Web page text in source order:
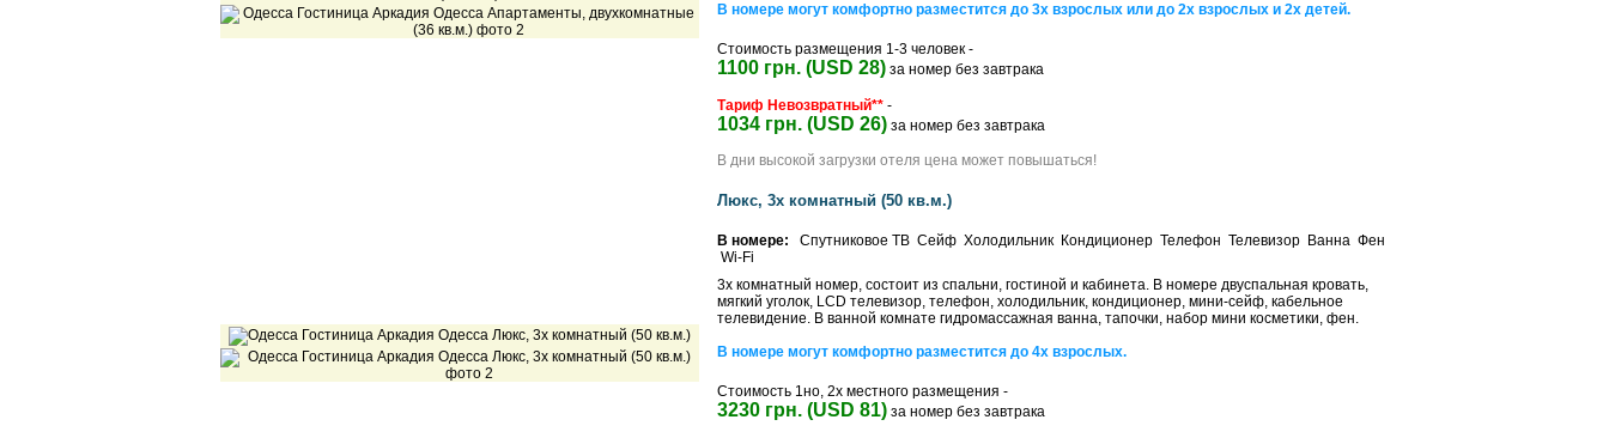
В номере могут комфортно разместится до 3х взрослых или до 2х взрослых и 2х детей.
Стоимость размещения 1-3 человек -
1100 грн. (USD 28)за номер без завтрака
Тариф Невозвратный**-
1034 грн. (USD 26)за номер без завтрака
В дни высокой загрузки отеля цена может повышаться!
Люкс, 3х комнатный (50 кв.м.)
В номере:
Спутниковое ТВ Сейф Холодильник Кондиционер Телефон Телевизор Ванна Фен
Wi-Fi
3х комнатный номер, состоит из спальни, гостиной и кабинета. В номере двуспальная кровать,
мягкий уголок, LCD телевизор, телефон, холодильник, кондиционер, мини-сейф, кабельное
телевидение. В ванной комнате гидромассажная ванна, тапочки, набор мини косметики, фен.
В номере могут комфортно разместится до 4х взрослых.
Стоимость 1но, 2х местного размещения -
3230 грн. (USD 81)за номер без завтрака